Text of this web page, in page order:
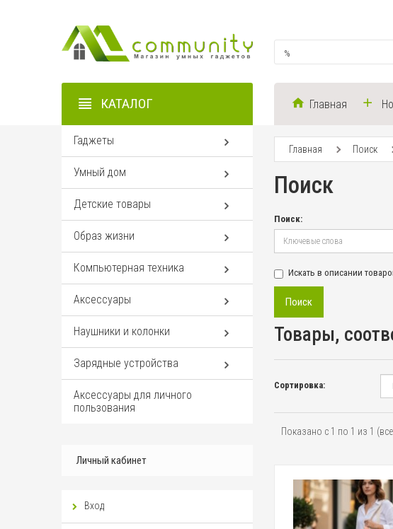
Главная
КАТАЛОГ
Гаджеты
Умный дом
Детские товары
Образ жизни
Компьютерная техника
Аксессуары
Наушники и колонки
Зарядные устройства
Аксессуары для личного
пользования
Личный кабинет
Вход
Главная Поиск
Поиск
Поиск:
Искать в описании
Товары,
Сортировка:
Показано с 1 по 1 из 1